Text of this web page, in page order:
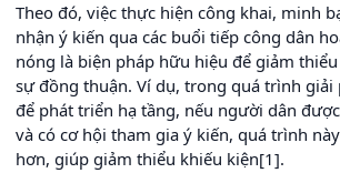
Theo đó, việc thực hiện công khai, minh
nhận ý kiến qua các buổi tiếp công dân
nóng là biện pháp hữu hiệu để giảm
sự đồng thuận. Ví dụ, trong quá trình giải
để phát triển hạ tầng, nếu người dân
và có cơ hội tham gia ý kiến, quá trình
hơn, giúp giảm thiểu khiếu kiện[1].